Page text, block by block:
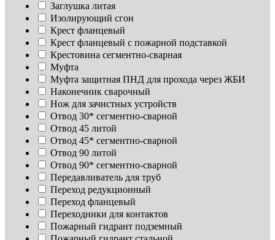
Заглушка литая
Изoлирующий сгон
Крест фланцевый
Крест фланцевый с пожарной подставкой
Крестовина сегментно-сварная
Муфта
Муфта защитная ПНД для прохода через ЖБИ
Наконечник сварочный
Нож для зачистных устройств
Отвод 30* сегментно-сварной
Отвод 45 литой
Отвод 45* сегментно-сварной
Отвод 90 литой
Отвод 90* сегментно-сварной
Передавливатель для труб
Переход редукционный
Переход фланцевый
Переходники для контактов
Пожарный гидрант подземный